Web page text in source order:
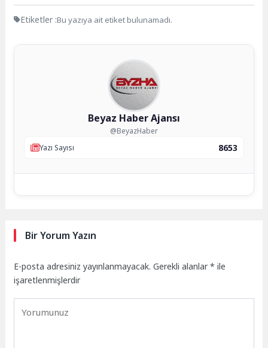
Etiketler :Bu yazıya ait etiket bulunamadı.
Beyaz Haber Ajansı
@BeyazHaber
Yazı Sayısı
8653
Bir Yorum Yazın
E-posta adresiniz yayınlanmayacak. Gerekli alanlar* ile
işaretlenmişlerdir